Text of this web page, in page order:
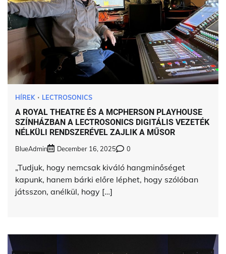
HÍREK LECTROSONICS
A ROYAL THEATRE ÉS A MCPHERSON PLAYHOUSE
SZÍNHÁZBAN A LECTROSONICS DIGITÁLIS VEZETÉK
NÉLKÜLI RENDSZERÉVEL ZAJLIK A MŰSOR
BlueAdmin December 16, 2025 0
„Tudjuk, hogy nemcsak kiváló hangminőséget
kapunk, hanem bárki előre léphet, hogy szólóban
játsszon, anélkül, hogy […]